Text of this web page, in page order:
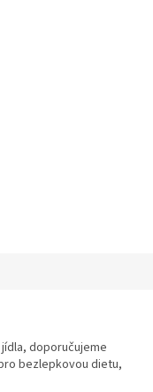
doporučujeme
bezlepkovou dietu,